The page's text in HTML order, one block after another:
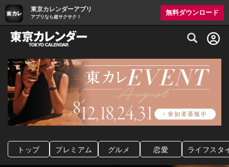
東京カレンダーアプリ
アプリなら超サクサク！
無料ダウンロード
グルメ情報・プレミアムレストラン予約
トップ プレミアム グルメ 恋愛 ライフスタ